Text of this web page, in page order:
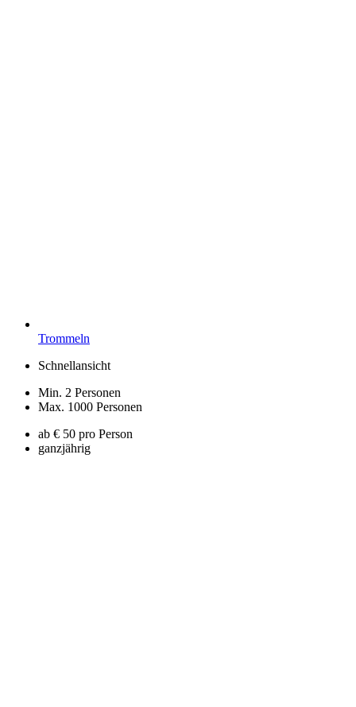
Trommeln
Schnellansicht
Min. 2 Personen
Max. 1000 Personen
ab € 50 pro Person
ganzjährig